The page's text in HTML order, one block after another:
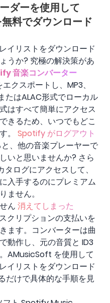
ダーを使用して
料でダウンロード
イリストをダウンロード
うか? 究極の解決策があ
音楽コンバーター
クスポートし、MP3、
たはALAC形式でローカル
はすべて簡単にアクセス
きるため、いつでもどこ
。 Spotify がログアウト
、他の音楽プレーヤーで
いと思いませんか? さら
ログにアクセスして、
入手するのにプレミアム
ません。
ん 消えてしまった
クリプションの支払いを
ます。コンバーターは曲
動作し、元の音質と ID3
AMusicSoft を使用して
イリストをダウンロード
だけで具体的な手順を見